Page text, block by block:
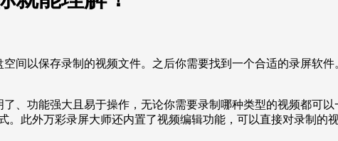
间以保存录制的视频文件。之后你需要找到一个合适的录屏软
、功能强大且易于操作，无论你需要录制哪种类型的视频都可
此外万彩录屏大师还内置了视频编辑功能，可以直接对录制的